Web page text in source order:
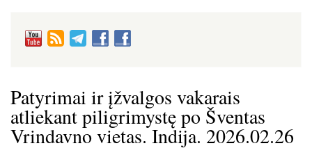
Patyrimai ir įžvalgos vakarais
atliekant piligrimystę po Šventas
Vrindavno vietas. Indija. 2026.02.26